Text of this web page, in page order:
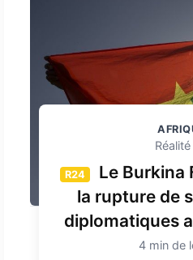
R24
Le Burkina
la rupture de
diplomatiques
4 min de